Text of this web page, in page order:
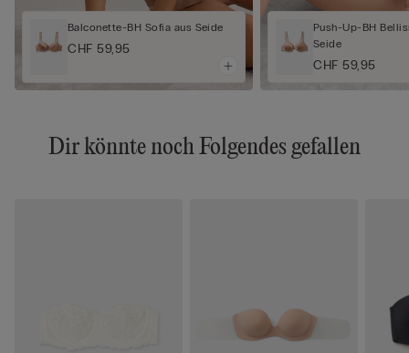
Balconette-BH Sofia aus Seide
CHF 59,95
Push-Up-BH
Seide
CHF 59,95
Dir könnte noch Folgendes gefallen